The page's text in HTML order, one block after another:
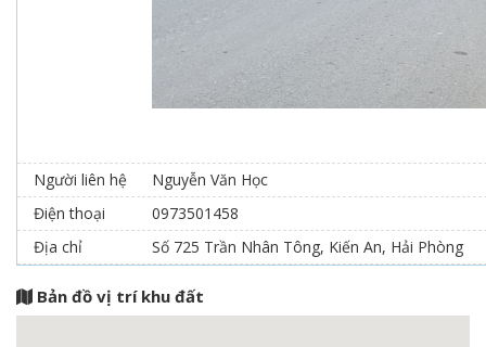
Người liên hệ
Nguyễn Văn Học
Điện thoại
0973501458
Địa chỉ
Số 725 Trần Nhân Tông, Kiến An, Hải Phòng
Bản đồ vị trí khu đất